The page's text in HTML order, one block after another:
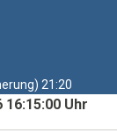
21:20
Uhr